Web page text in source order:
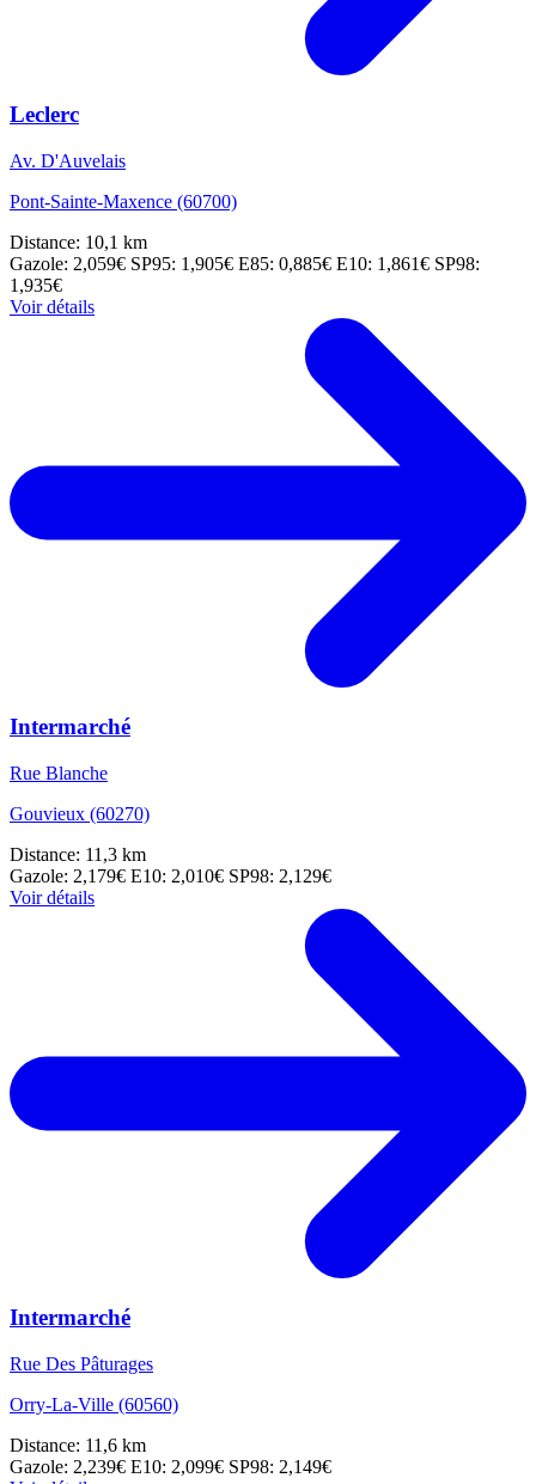
Leclerc
Av. D'Auvelais
Pont-Sainte-Maxence (60700)
Distance: 10,1 km
Gazole: 2,059€ SP95: 1,905€ E85: 0,885€ E10: 1,861€ SP98:
1,935€
Voir détails
Intermarché
Rue Blanche
Gouvieux (60270)
Distance: 11,3 km
Gazole: 2,179€ E10: 2,010€ SP98: 2,129€
Voir détails
Intermarché
Rue Des Pâturages
Orry-La-Ville (60560)
Distance: 11,6 km
Gazole: 2,239€ E10: 2,099€ SP98: 2,149€